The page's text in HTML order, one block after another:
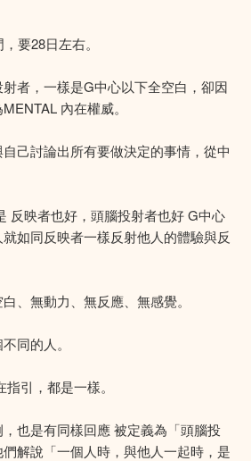
要28日左右。
者，一樣是G中心以下全空白，卻因
內在權威。
己討論出所有要做決定的事情，從中
反映者也好，頭腦投射者也好 G中心
如同反映者一樣反射他人的體驗與反
、無動力、無反應、無感覺。
同的人。
引，都是一樣。
也是有同樣回應 被定義為「頭腦投
解說「一個人時，與他人一起時，是